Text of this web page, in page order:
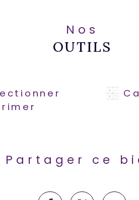
Nos
OUTILS
Partager ce